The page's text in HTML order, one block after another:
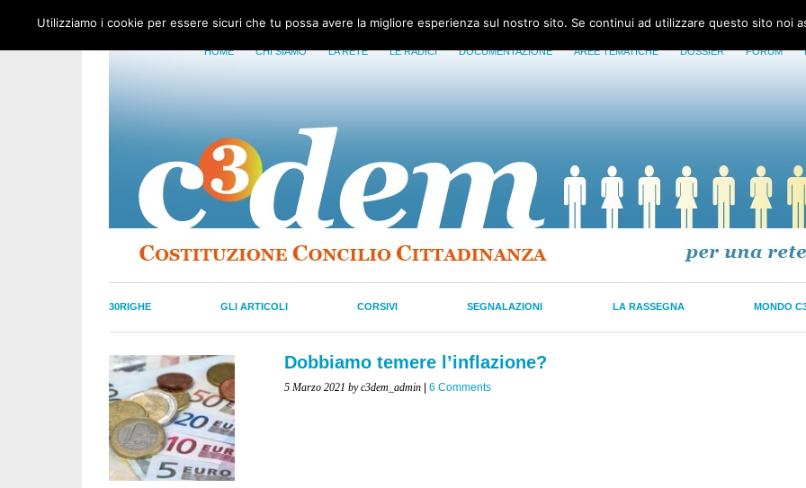
HOME CHI SIAMO LA RETE LE RADICI DOCUMENTAZIONE AREE TEMATICHE DOSSIER FORUM
30RIGHE GLI ARTICOLI CORSIVI SEGNALAZIONI LA RASSEGNA MONDO
Dobbiamo temere l’inflazione?
5 Marzo 2021 by c3dem_admin| 6 Comments
Utilizziamo i cookie per essere sicuri che tu possa avere la migliore esperienza sul nostro sito. Se continui ad utilizzare questo sito noi